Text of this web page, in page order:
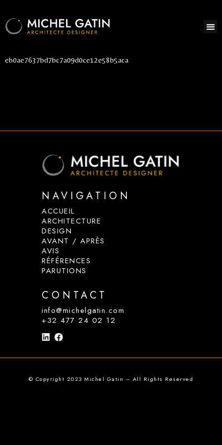
eb0ae7637bd7bc7a09d0ce12e58b5aca
NAVIGATION
ACCUEIL
ARCHITECTURE
DESIGN
AVANT / APRÈS
AVIS
RÉFÉRENCES
PARUTIONS
CONTACT
info@michelgatin.com
+32 477 24 02 12
© Copyright 2023 Michel Gatin – All Rights Reserved